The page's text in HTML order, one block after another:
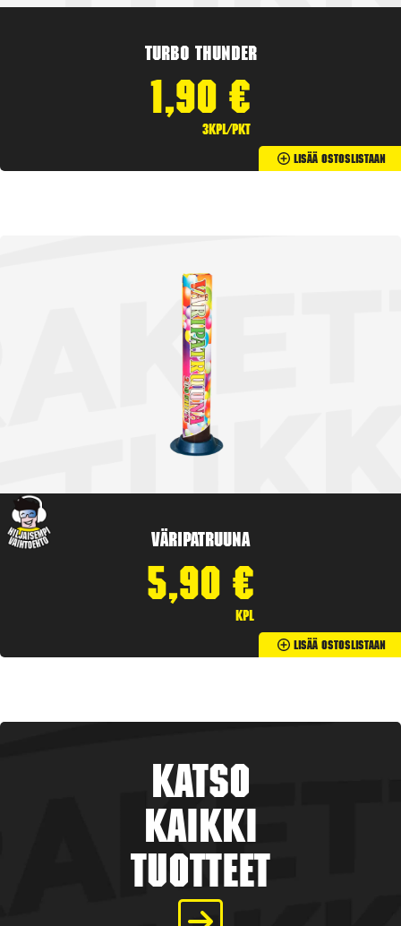
Turbo Thunder
1,90 €
3kpl/pkt
Lisää Ostoslistaan
Väripatruuna
5,90 €
kpl
Lisää Ostoslistaan
Katso
kaikki
tuotteet